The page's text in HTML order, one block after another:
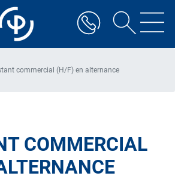
commercial (H/F) en alternance
COMMERCIAL